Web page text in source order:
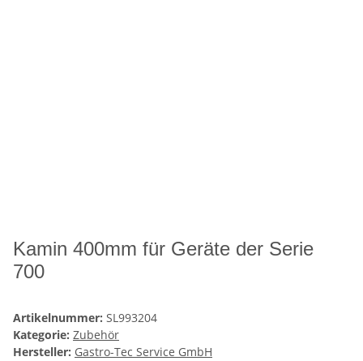
Kamin 400mm für Geräte der Serie
700
Artikelnummer: SL993204
Kategorie: Zubehör
Hersteller: Gastro-Tec Service GmbH